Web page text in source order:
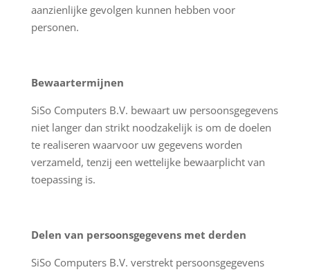
aanzienlijke gevolgen kunnen hebben voor
personen.
Bewaartermijnen
SiSo Computers B.V. bewaart uw persoonsgegevens
niet langer dan strikt noodzakelijk is om de doelen
te realiseren waarvoor uw gegevens worden
verzameld, tenzij een wettelijke bewaarplicht van
toepassing is.
Delen van persoonsgegevens met derden
SiSo Computers B.V. verstrekt persoonsgegevens